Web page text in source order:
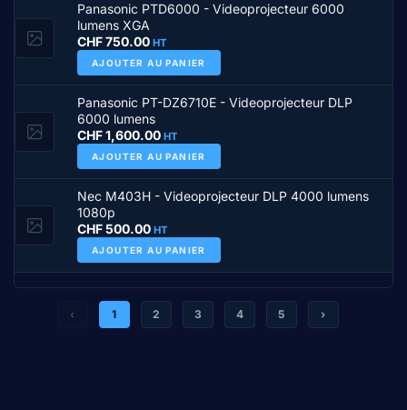
Panasonic PTD6000 - Videoprojecteur 6000
lumens XGA
CHF750.00 HT
AJOUTER AU PANIER
Panasonic PT-DZ6710E - Videoprojecteur DLP
6000 lumens
CHF1,600.00 HT
AJOUTER AU PANIER
Nec M403H - Videoprojecteur DLP 4000 lumens
1080p
CHF500.00 HT
AJOUTER AU PANIER
‹ 1 2 3 4 5 ›